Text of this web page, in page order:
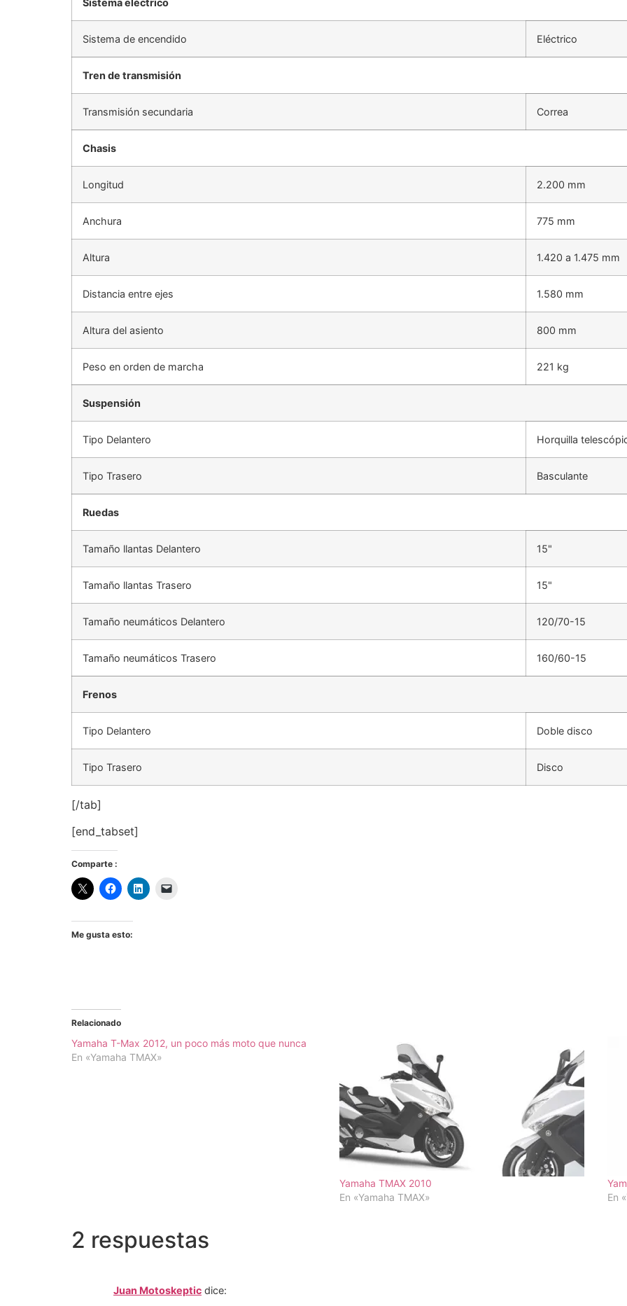
Sistema eléctrico
Sistema de encendido Eléctrico
Tren de transmisión
Transmisión secundaria Correa
Chasis
Longitud 2.200 mm
Anchura 775 mm
Altura 1.420 a 1.475 mm
Distancia entre ejes 1.580 mm
Altura del asiento 800 mm
Peso en orden de marcha 221 kg
Suspensión
Tipo Delantero Horquilla
Tipo Trasero Basculante
Ruedas
Tamaño llantas Delantero 15"
Tamaño llantas Trasero 15"
Tamaño neumáticos Delantero 120/70-15
Tamaño neumáticos Trasero 160/60-15
Frenos
Tipo Delantero Doble disco
Tipo Trasero Disco
[/tab]
[end_tabset]
Comparte :
Me gusta esto:
Relacionado
Yamaha T-Max 2012, un poco más moto que nunca
En «Yamaha TMAX»
Yamaha TMAX 2010
En «Yamaha TMAX»
En
2 respuestas
Juan Motoskeptic dice: